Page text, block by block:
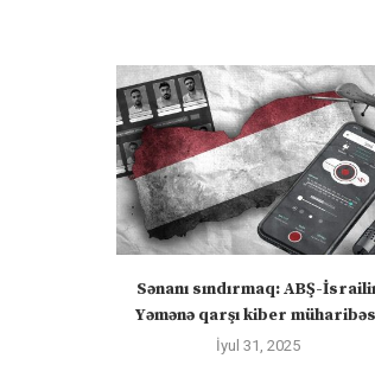
Sənanı sındırmaq: ABŞ-
Yəmənə qarşı kiber
İyul 31, 2025